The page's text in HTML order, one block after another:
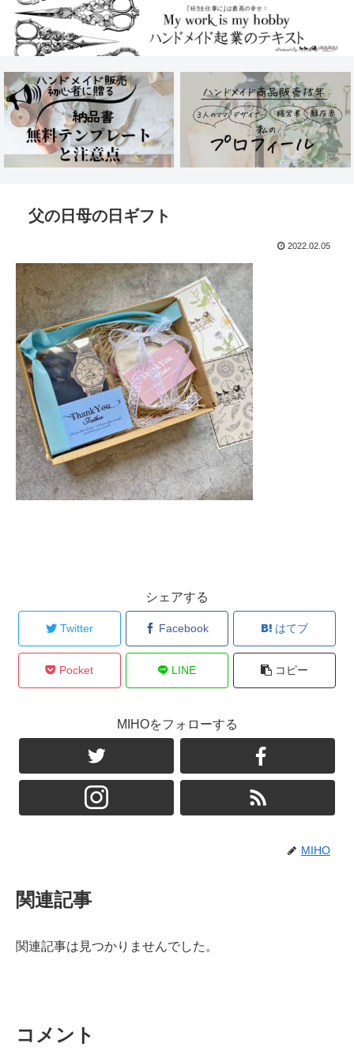
父の日母の日ギフト
2022.02.05
シェアする
Twitter Facebook はてブ
Pocket LINE コピー
MIHOをフォローする
MIHO
関連記事
関連記事は見つかりませんでした。
コメント